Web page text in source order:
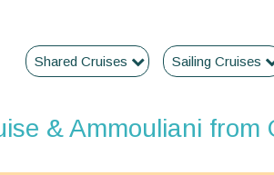
Shared Cruises Sailing Cruises
& Ammouliani from